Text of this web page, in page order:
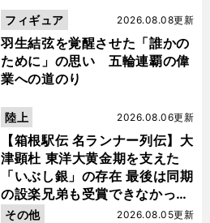
羽生結弦を覚醒させた「誰かの
ために」の思い 五輪連覇の偉
業への道のり
2026.08.08更新
フィギュア
【箱根駅伝 名ランナー列伝】大
津顕杜 東洋大黄金期を支えた
「いぶし銀」の存在 最後は同期
の設楽兄弟も受賞できなかった
金栗杯に輝く
2026.08.06更新
陸上
2026.08.05更新
その他